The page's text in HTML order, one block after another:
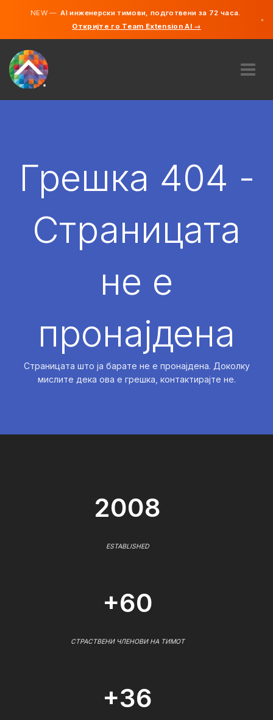
NEW —AI инженерски тимови, подготвени за 72 часа.
Откријте го Team Extension AI →
×
АНГАЖИРАЈ
Грешка 404 -
Страницата
не е
пронајдена
Страницата што ја барате не е пронајдена. Доколку
мислите дека ова е грешка, контактирајте не.
2008
ESTABLISHED
+60
СТРАСТВЕНИ ЧЛЕНОВИ НА ТИМОТ
+36